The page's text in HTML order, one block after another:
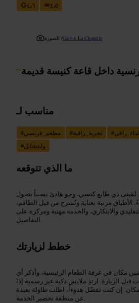
٤٫٦
٤٫٥
الصورة /Galvin La Chapelle
“داخل قاعة كنيسة قديمة
مناسب لـ
#مطعم_فرنسي #تجربة_راقية #
#وايتشابل
ما الذي تتوقعه
لمَبنى ذي طابع كنسي، وجو هادئ نسبياً يتحول
الأطباق مرتبة بعناية وتُشرح من قبل الطاقم،
والابتكاري، والخدمة مهنية ومركزة على
التفاصيل.
خطط لزيارتك
مكان في غرفة الطعام الرئيسية، وأذكر أي
قبل الزيارة. ارتدِ ملابس ذكية غير رسمية إذا
إن كنت تفضّل هدوءاً، اطلب طاولة بعيدة
عن منطقة تحضير الخدمة.